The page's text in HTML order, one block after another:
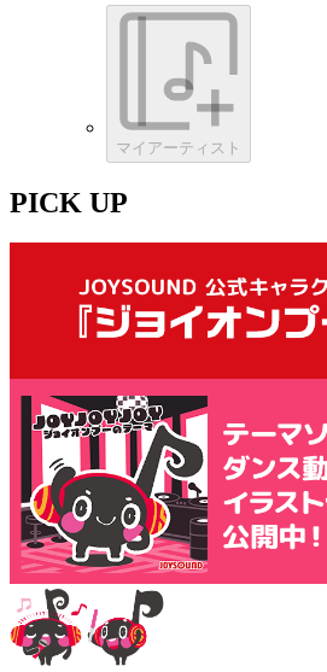
マイアーティスト
PICK UP